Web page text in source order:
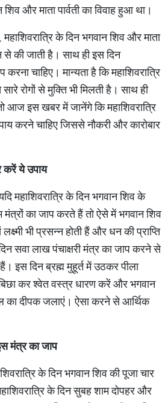
और माता पार्वती का विवाह हुआ था।
के दिन भगवान शिव और माता
से की जाती है। साथ ही इस दिन
चाहिए। मान्यता है कि महाशिवरात्रि
रोगों से मुक्ति भी मिलती है। साथ ही
आज इस खबर में जानेंगे कि महाशिवरात्रि
करने चाहिए जिससे नौकरी और कारोबार
करेंयेउपाय
महाशिवरात्रि के दिन भगवान शिव के
मंत्रों का जाप करते हैं तो ऐसे में भगवान शिव
भी प्रसन्न होती हैं और धन की प्राप्ति
सवा लाख पंचाक्षरी मंत्र का जाप करने से
इस दिन ब्रह्म मुहूर्त में उठकर पीला
कर श्वेत वस्त्र धारण करें और भगवान
का दीपक जलाएं। ऐसा करने से आर्थिक
मंत्रकाजाप
के दिन भगवान शिव की पूजा चार
के दिन सुबह शाम दोपहर और